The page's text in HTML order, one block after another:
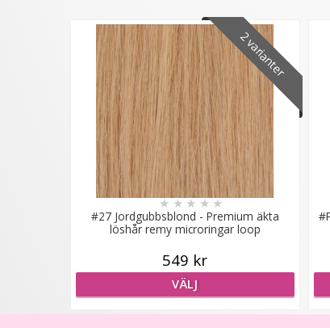
2 varianter
#27 Jordgubbsblond - Premium äkta
löshår remy microringar loop
★★★★★
549 kr
VÄLJ